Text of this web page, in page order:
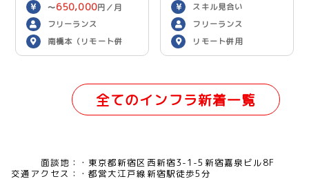
〜650,000円／月
フリーランス
南橋本（リモート併
用）
スキル見合い
フリーランス
リモート併用
全てのインフラ新着一覧
面談地：
東京都新宿区西新宿3-1-5新宿嘉泉ビル8F
交通アクセス：
都営大江戸線新宿駅徒歩5分